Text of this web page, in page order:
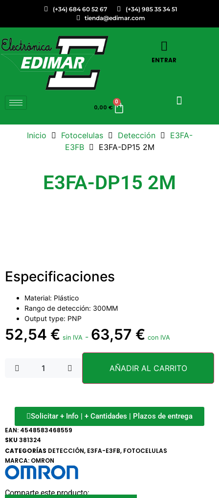
(+34) 684 60 52 67
(+34) 985 35 34 51
tienda@edimar.com
ENTRAR
0,00 €
0
Inicio Fotocelulas Detección
E3FA-
E3FB
E3FA-DP15 2M
E3FA-DP15 2M
Especificaciones
Material: Plástico
Rango de detección: 300MM
Output type: PNP
52,54 € sin IVA - 63,57 € con IVA
AÑADIR AL CARRITO
Solicitar + Info | + Cantidades | Plazos de entrega
EAN: 4548583468559
SKU381324
CATEGORÍAS DETECCIÓN, E3FA-E3FB, FOTOCELULAS
MARCA: OMRON
Comparte este producto: